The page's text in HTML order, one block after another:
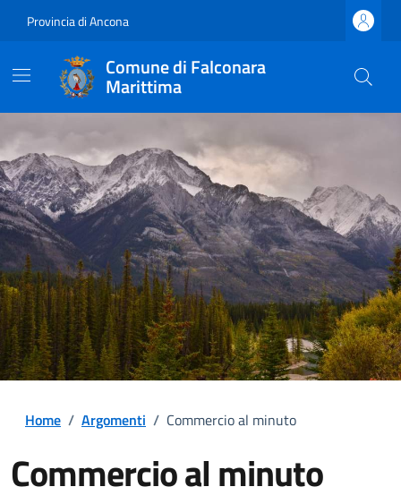
Provincia di Ancona
Comune di Falconara
Marittima
Home / Argomenti / Commercio al minuto
Commercio al minuto